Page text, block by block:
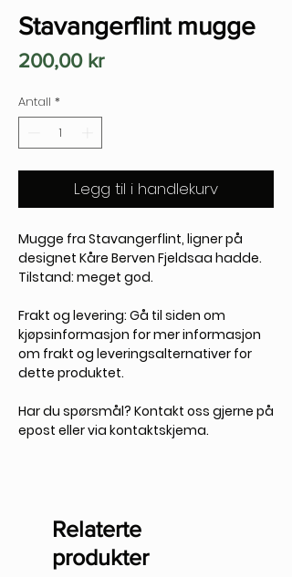
Stavangerflint mugge
200,00 krPris
Antall *
Legg til i handlekurv
Mugge fra Stavangerflint, ligner på
designet Kåre Berven Fjeldsaa hadde.
Tilstand: meget god.
Frakt og levering: Gå til siden om
kjøpsinformasjon for mer informasjon
om frakt og leveringsalternativer for
dette produktet.
Har du spørsmål? Kontakt oss gjerne på
epost eller via kontaktskjema.
Relaterte
produkter